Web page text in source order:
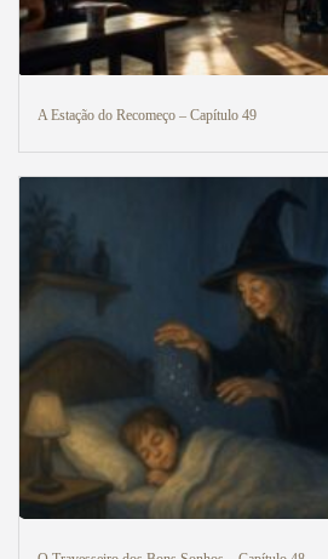
A Estação do Recomeço – Capítulo 49